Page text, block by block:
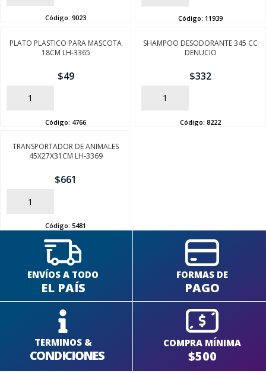
Código: 9023 Código: 11939
PLATO PLASTICO PARA MASCOTA
18CM LH-3365
$49
AÑADIR
Código: 4766
SHAMPOO DESODORANTE 345 CC
DENUCIO
$332
AÑADIR
Código: 8222
TRANSPORTADOR DE ANIMALES
45X27X31CM LH-3369
$661
AÑADIR
Código: 5481
ENVÍOS A TODO
EL PAÍS
FORMAS DE
PAGO
TERMINOS &
CONDICIONES
COMPRA MÍNIMA
$500